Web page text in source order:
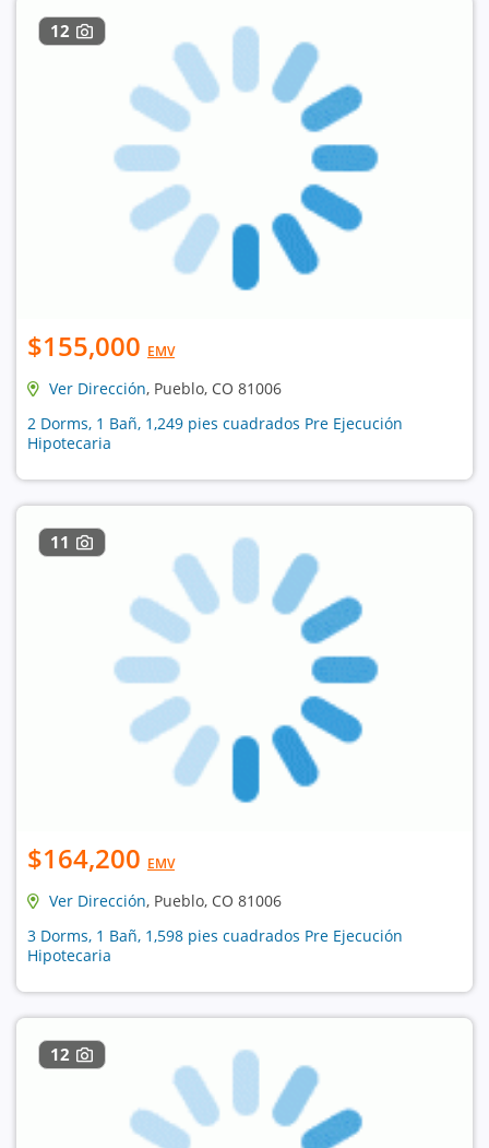
12
$155,000 EMV
Ver Dirección, Pueblo, CO 81006
2 Dorms, 1 Bañ, 1,249 pies cuadrados Pre Ejecución
Hipotecaria
11
$164,200 EMV
Ver Dirección, Pueblo, CO 81006
3 Dorms, 1 Bañ, 1,598 pies cuadrados Pre Ejecución
Hipotecaria
12